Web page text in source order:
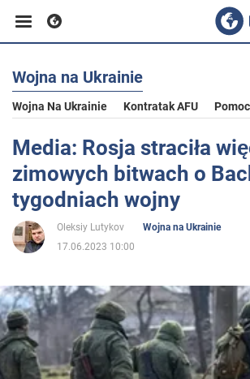
Biznes
Sport
Rozrywka
Życie
Polityka
Społeczeństwo
Wojna na Ukrainie
Wojna Na Ukrainie Kontratak AFU
Media: Rosja straciła
zimowych bitwach o
tygodniach wojny
Oleksiy Lutykov
Wojna na Ukrainie
17.06.2023 10:00